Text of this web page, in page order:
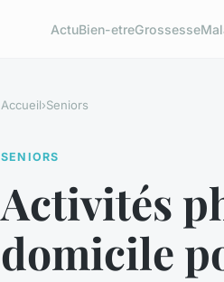
ActuBien-etreGrossesse
Accueil›Seniors
SENIORS
Activités
domicile